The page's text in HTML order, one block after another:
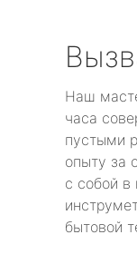
метро
метро
метро
метро
Наш
часа
пустыми
опыту за
с собой в
бытовой